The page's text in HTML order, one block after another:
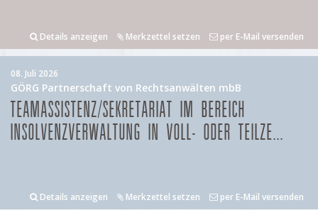
Details anzeigen Merkzettel setzen per E-Mail versenden
08. Juli 2026
GÖRG Partnerschaft von Rechtsanwälten mbB
TEAMASSISTENZ/SEKRETARIAT IM BEREICH
INSOLVENZVERWALTUNG IN VOLL- ODER TEILZE...
Details anzeigen Merkzettel setzen per E-Mail versenden